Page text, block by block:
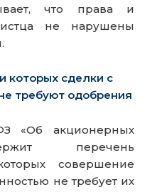
что права и
не нарушены
которых сделки с
требуют одобрения
«Об акционерных
перечень
совершение
не требует их